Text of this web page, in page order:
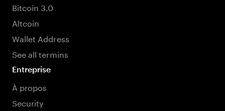
Bitcoin 3.0
Altcoin
Wallet Address
See all termins
Entreprise
À propos
Security